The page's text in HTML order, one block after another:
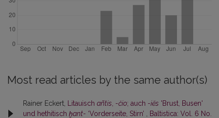
Most read articles by the same author(s)
Rainer Eckert, Litauisch añtis -čio; auch -iẽs 'Brust, Busen'
und hethitisch ḫant- ‘Vorderseite, Stirn’
Baltistica: Vol. 6 No.